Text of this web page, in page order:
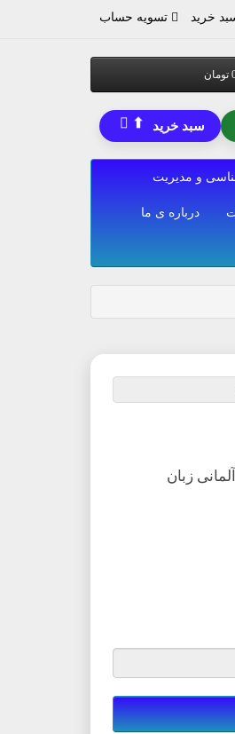
خرید تسویه حساب
سبد خرید ⬆
و مدیریت
درباره ی ما
زبان